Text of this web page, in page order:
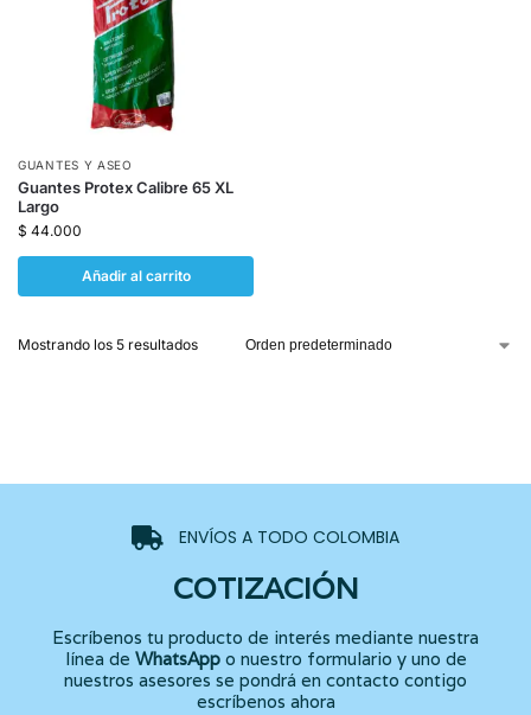
GUANTES Y ASEO
Guantes Protex Calibre 65 XL
Largo
$ 44.000
Añadir al carrito
Mostrando los 5 resultados
ENVÍOS A TODO COLOMBIA
COTIZACIÓN
Escríbenos tu producto de interés mediante nuestra
línea de WhatsAppo nuestro formulario y uno de
nuestros asesores se pondrá en contacto contigo
escríbenos ahora